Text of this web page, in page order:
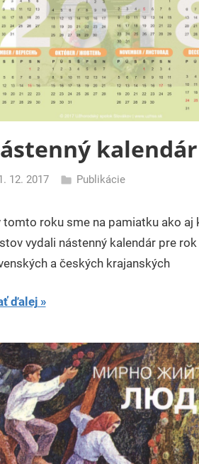
kalendár
12. 2017
Publikácie
tomto roku sme na pamiatku ako aj
vydali nástenný kalendár pre
a českých krajanských
ďalej